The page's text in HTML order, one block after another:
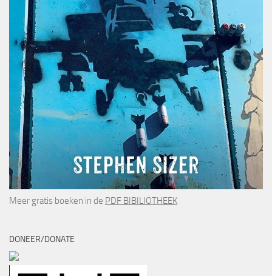
Meer gratis boeken in de PDF BIBILIOTHEEK
DONEER/DONATE